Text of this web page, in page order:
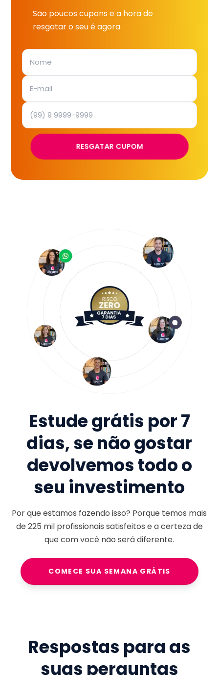
São poucos cupons e a hora de
resgatar o seu é agora.
RESGATAR CUPOM
Estude grátis por 7
dias, se não gostar
devolvemos todo o
seu investimento
Por que estamos fazendo isso? Porque temos mais
de225 milprofissionais satisfeitos e a certeza de
que com você não será diferente.
COMECE SUA SEMANA GRÁTIS
Respostas para as
suas perguntas